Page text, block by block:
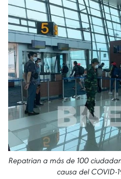
Repatrian a más de 100
causa del COVID-